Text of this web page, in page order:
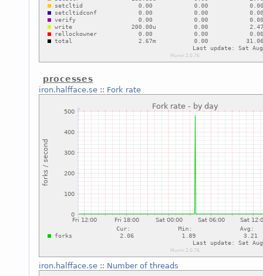
processes
iron.halfface.se:: Fork rate
iron.halfface.se:: Number of threads